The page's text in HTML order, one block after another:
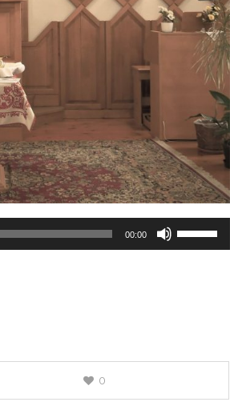
00:00
billentyűket
használni.
0